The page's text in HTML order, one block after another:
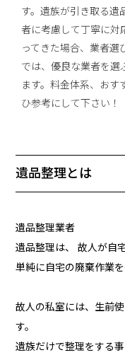
す。遺族が引き取る遺
者に考慮して丁寧に対
ってきた場合、業者選
では、優良な業者を選
ます。料金体系、おす
ひ参考にして下さい！
遺品整理とは
遺品整理業者
遺品整理は、 故人が自
単純に自宅の廃棄作業
故人の私室には、生前
す。
遺族だけで整理をする